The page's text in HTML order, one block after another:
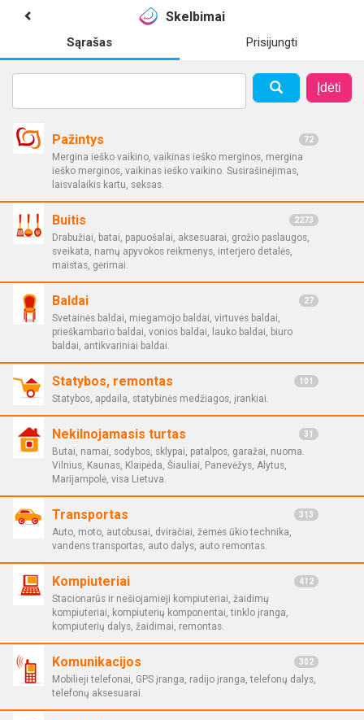
Skelbimai
Sąrašas Prisijungti
Įdėti
Pažintys 72
Mergina ieško vaikino, vaikinas ieško merginos, mergina
ieško merginos, vaikinas ieško vaikino. Susirašinėjimas,
laisvalaikis kartu, seksas.
Buitis 2273
Drabužiai, batai, papuošalai, aksesuarai, grožio paslaugos,
sveikata, namų apyvokos reikmenys, interjero detalės,
maistas, gėrimai.
Baldai 27
Svetainės baldai, miegamojo baldai, virtuvės baldai,
prieškambario baldai, vonios baldai, lauko baldai, biuro
baldai, antikvariniai baldai.
Statybos, remontas 101
Statybos, apdaila, statybinės medžiagos, įrankiai.
Nekilnojamasis turtas 31
Butai, namai, sodybos, sklypai, patalpos, garažai, nuoma.
Vilnius, Kaunas, Klaipėda, Šiauliai, Panevėžys, Alytus,
Marijampolė, visa Lietuva.
Transportas 313
Auto, moto, autobusai, dviračiai, žemės ūkio technika,
vandens transportas, auto dalys, auto remontas.
Kompiuteriai 412
Stacionarūs ir nešiojamieji kompiuteriai, žaidimų
kompiuteriai, kompiuterių komponentai, tinklo įranga,
kompiuterių dalys, žaidimai, remontas.
Komunikacijos 302
Mobilieji telefonai, GPS įranga, radijo įranga, telefonų dalys,
telefonų aksesuarai.